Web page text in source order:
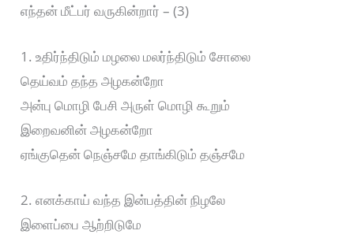
எந்தன் மீட்பர் வருகின்றார் – (3)
1. உதிர்ந்திடும் மழலை மலர்ந்திடும் சோலை
தெய்வம் தந்த அழகன்றோ
அன்பு மொழி பேசி அருள் மொழி கூறும்
இறைவனின் அழகன்றோ
ஏங்குதென் நெஞ்சமே தாங்கிடும் தஞ்சமே
2. எனக்காய் வந்த இன்பத்தின் நிழலே
இளைப்பை ஆற்றிடுமே